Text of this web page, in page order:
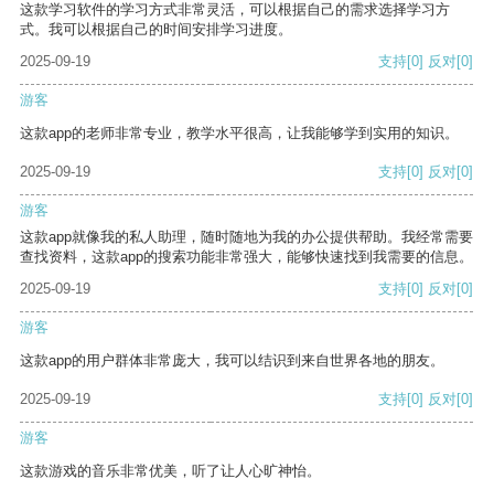
这款学习软件的学习方式非常灵活，可以根据自己的需求选择学习方
式。我可以根据自己的时间安排学习进度。
2025-09-19
支持[0] 反对[0]
游客
这款app的老师非常专业，教学水平很高，让我能够学到实用的知识。
2025-09-19 支持[0] 反对[0]
游客
这款app就像我的私人助理，随时随地为我的办公提供帮助。我经常需要
查找资料，这款app的搜索功能非常强大，能够快速找到我需要的信息。
2025-09-19
支持[0] 反对[0]
游客
这款app的用户群体非常庞大，我可以结识到来自世界各地的朋友。
2025-09-19 支持[0] 反对[0]
游客
这款游戏的音乐非常优美，听了让人心旷神怡。